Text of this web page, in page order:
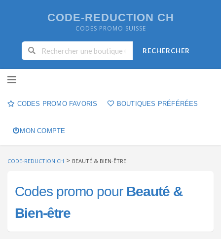
CODE-REDUCTION CH
CODES PROMO SUISSE
RECHERCHER
CODES PROMO FAVORIS BOUTIQUES PRÉFÉRÉES
MON COMPTE
CODE-REDUCTION CH > BEAUTÉ & BIEN-ÊTRE
Codes promo pour Beauté &
Bien-être